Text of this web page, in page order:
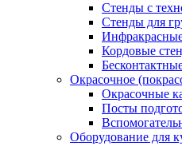
Стенды с
Стенды для
Кордовые
Окрасочное
Окрасочные
Посты
Оборудование для